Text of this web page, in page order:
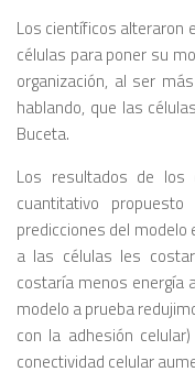
Los científicos alteraron
células para poner su
organización, al ser
hablando, que las
Buceta.
Los resultados de los
cuantitativo
predicciones del
a las células les
costaría menos energía
modelo a prueba
con la adhesión
conectividad celular